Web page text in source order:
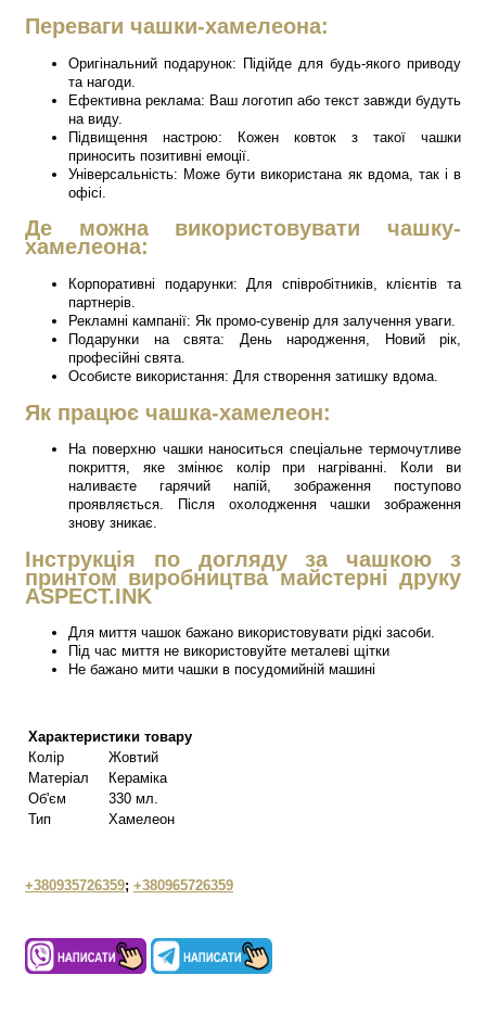
Переваги чашки-хамелеона:
Оригінальний подарунок: Підійде для будь-якого приводу
та нагоди.
Ефективна реклама: Ваш логотип або текст завжди будуть
на виду.
Підвищення настрою: Кожен ковток з такої чашки
приносить позитивні емоції.
Універсальність: Може бути використана як вдома, так і в
офісі.
Де можна використовувати чашку-
хамелеона:
Корпоративні подарунки: Для співробітників, клієнтів та
партнерів.
Рекламні кампанії: Як промо-сувенір для залучення уваги.
Подарунки на свята: День народження, Новий рік,
професійні свята.
Особисте використання: Для створення затишку вдома.
Як працює чашка-хамелеон:
На поверхню чашки наноситься спеціальне термочутливе
покриття, яке змінює колір при нагріванні. Коли ви
наливаєте гарячий напій, зображення поступово
проявляється. Після охолодження чашки зображення
знову зникає.
Інструкція по догляду за чашкою з
принтом виробництва майстерні друку
ASPECT.INK
Для миття чашок бажано використовувати рідкі засоби.
Під час миття не використовуйте металеві щітки
Не бажано мити чашки в посудомийній машині
Характеристики товару
Колір
Жовтий
Матеріал
Кераміка
Об'єм
330 мл.
Тип
Хамелеон
+380935726359; +380965726359